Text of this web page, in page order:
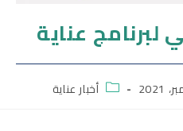
لبرنامج عناية
أخبار عناية